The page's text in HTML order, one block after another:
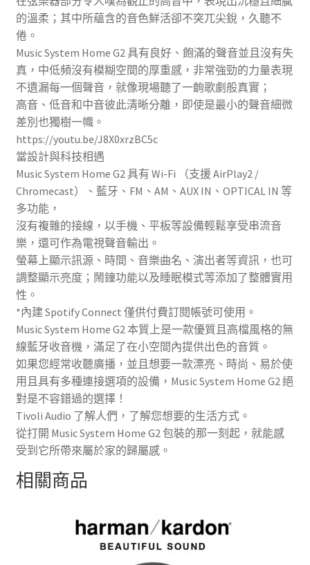
的溫柔；其中所蘊含的音色鮮活卻不突兀尖銳，久聽不
倦。
Music System Home G2 具有良好、飽滿的聲音並且沒有失
真，中低頻沒有模糊空間的厚重感，非常強勁的力量表現
不遺漏每一個聲音，就像現場聽了一齣歌劇般真實；
高音、低音和中音彼此清晰分離，即使是最小的聲音細微
差別也獨樹一幟。
https://youtu.be/J8X0xrzBC5c
當設計與科技相遇
Music System Home G2 具有 Wi-Fi （支援 AirPlay2 /
Chromecast）、藍牙、FM、AM、AUX IN、OPTICAL IN 等
多功能，
沒有複雜的接線，以手機、平板等設備輕鬆享受串流音
樂，還可作為電視聲音輸出。
螢幕上顯示訊源、時間、音樂曲名、演出者等資訊，也可
調整顯示亮度；鬧鐘功能以及睡眠模式等添加了整體實用
性。
*內建 Spotify Connect 僅供付費訂閱帳號可使用。
Music System Home G2 本質上是一款優質且高檔風格的無
線藍牙收音機，滿足了在小空間內提供出色的音質。
如果您經常收聽廣播，並且想要一款漂亮、時尚、易於使
用且具有多種連接選項的設備，Music System Home G2 絕
對是不容錯過的選擇！
Tivoli Audio 了解人們，了解您想要的生活方式。
從打開 Music System Home G2 包裝的那一刻起，就能感
受到它所帶來屬於家的歸屬感。
相關商品